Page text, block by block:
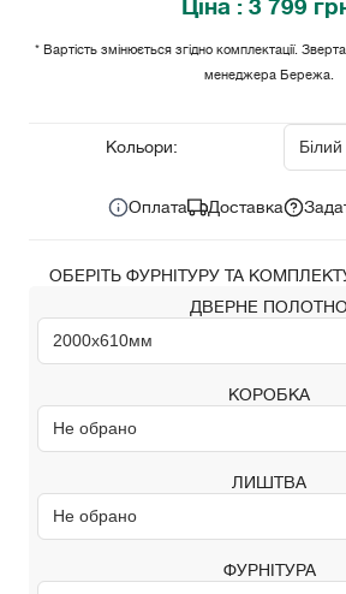
Ціна : 3 799
* Вартість змінюється згідно комплектації.
менеджера Бережа.
Кольори:
Оплата Доставка
ОБЕРІТЬ ФУРНІТУРУ ТА
ДВЕРНЕ ПОЛОТНО
КОРОБКА
ЛИШТВА
ФУРНІТУРА